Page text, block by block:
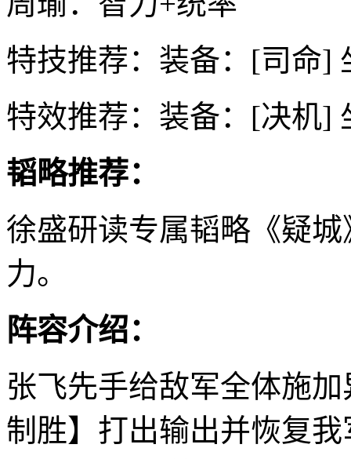
特技推荐：装备：[司命]
特效推荐：装备：[决机]
韬略推荐：
徐盛研读专属韬略《疑
力。
阵容介绍：
张飞先手给敌军全体施
制胜】打出输出并恢复